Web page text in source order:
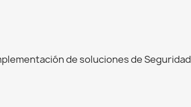
de soluciones de Seguridad